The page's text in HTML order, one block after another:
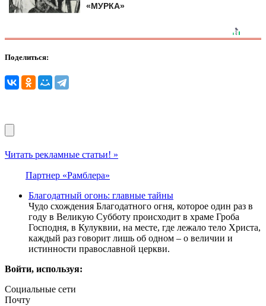
«МУРКА»
Поделиться:
Читать рекламные статьи! »
Партнер «Рамблера»
Благодатный огонь: главные тайны
Чудо схождения Благодатного огня, которое один раз в
году в Великую Субботу происходит в храме Гроба
Господня, в Кулуквии, на месте, где лежало тело Христа,
каждый раз говорит лишь об одном – о величии и
истинности православной церкви.
Войти, используя:
Социальные сети
Почту